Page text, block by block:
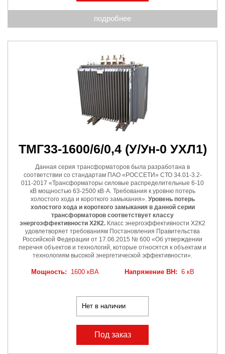
подробнее
ТМГ33-1600/6/0,4 (У/Ун-0 УХЛ1)
Данная серия трансформаторов была разработана в
соответствии со стандартам ПАО «РОССЕТИ» СТО 34.01-3.2-
011-2017 «Трансформаторы силовые распределительные 6-10
кВ мощностью 63-2500 кВ·А. Требования к уровню потерь
холостого хода и короткого замыкания». Уровень потерь
холостого хода и короткого замыкания в данной серии
трансформаторов соответствует классу
энергоэффективности Х2К2. Класс энергоэффективности Х2К2
удовлетворяет требованиям Постановления Правительства
Российской Федерации от 17.06.2015 № 600 «Об утверждении
перечня объектов и технологий, которые относятся к объектам и
технологиям высокой энергетической эффективности».
Мощность: 1600 кВА Напряжение ВН: 6 кВ
Нет в наличии
Под заказ